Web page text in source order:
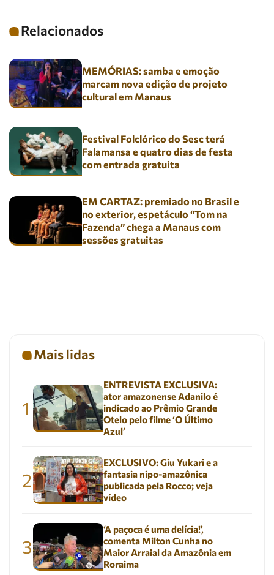
Relacionados
MEMÓRIAS: samba e emoção
marcam nova edição de projeto
cultural em Manaus
Festival Folclórico do Sesc terá
Falamansa e quatro dias de festa
com entrada gratuita
EM CARTAZ: premiado no Brasil e
no exterior, espetáculo “Tom na
Fazenda” chega a Manaus com
sessões gratuitas
Mais lidas
1
ENTREVISTA EXCLUSIVA:
ator amazonense Adanilo é
indicado ao Prêmio Grande
Otelo pelo filme ‘O Último
Azul’
2
EXCLUSIVO: Giu Yukari e a
fantasia nipo-amazônica
publicada pela Rocco; veja
vídeo
3
‘A paçoca é uma delícia!’,
comenta Milton Cunha no
Maior Arraial da Amazônia em
Roraima